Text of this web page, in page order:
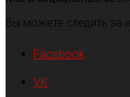
Вы можете следить за
Facebook
VK